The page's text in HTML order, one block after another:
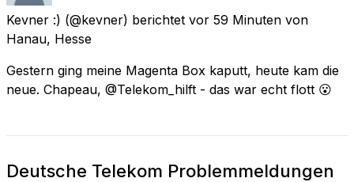
Kevner :) (@kevner) berichtet vor 59 Minuten von
Hanau, Hesse
Gestern ging meine Magenta Box kaputt, heute kam die
neue. Chapeau, @Telekom_hilft - das war echt flott 😮
Deutsche Telekom Problemmeldungen